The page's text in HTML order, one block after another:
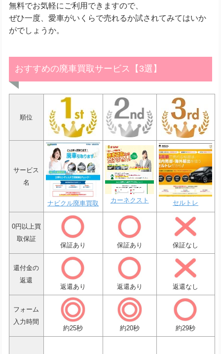
無料でお気軽にご利用できますので、
ぜひ一度、愛車がいくらで売れるか試されてみてはいか
がでしょうか。
おすすめの廃車買取サービス【3選】
順位
サービス
名
ナビクル廃車買取 カーネクスト セルトレ
0円以上買
取保証
保証あり
保証あり 保証なし
還付金の
返還
返還あり
返還あり 返還なし
フォーム
入力時間
約25秒
約20秒 約29秒